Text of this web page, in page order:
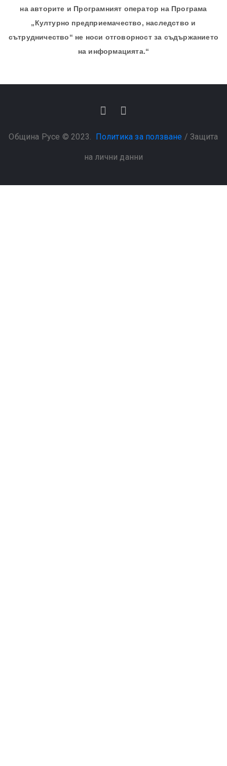
на авторите и Програмният оператор на Програма
„Културно предприемачество, наследство и
сътрудничество“ не носи отговорност за съдържанието
на информацията.“
Община Русе © 2023. Политика за ползване / Защита
на лични данни